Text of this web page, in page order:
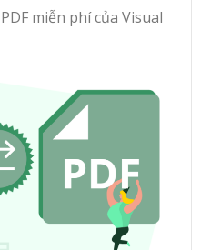
miễn phí của Visual